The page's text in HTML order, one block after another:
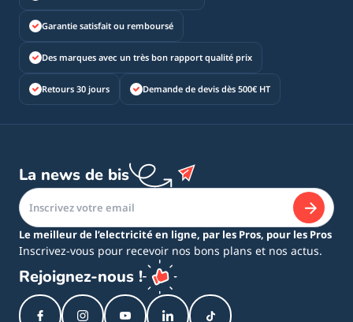
Garantie satisfait ou remboursé
Des marques avec un très bon rapport qualité prix
Retours 30 jours Demande de devis dès 500€ HT
La news de bis
Le meilleur de l’electricité en ligne, par les Pros, pour les Pros
Inscrivez-vous pour recevoir nos bons plans et nos actus.
Rejoignez-nous !